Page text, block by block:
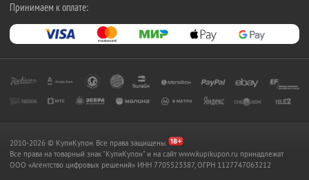
Принимаем к оплате:
2010-2026 © КупиКупон. Все права защищены.
Все права на товарный знак "КупиКупон" и на сайт www.kupikupon.ru принадлежат
OOO «Агентство цифровых решений» ИНН 7705523387, ОГРН 1127747063212